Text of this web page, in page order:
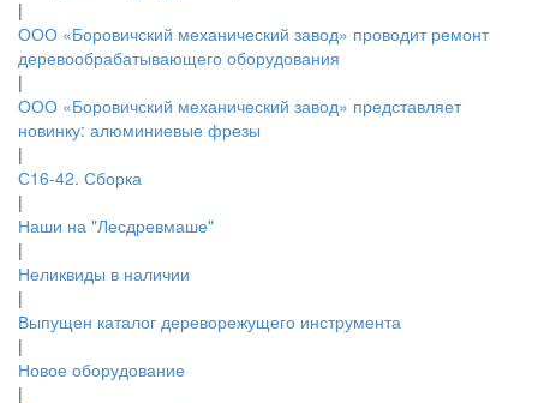
|
ООО «Боровичский механический завод» проводит ремонт
деревообрабатывающего оборудования
|
ООО «Боровичский механический завод» представляет
новинку: алюминиевые фрезы
|
С16-42. Сборка
|
Наши на "Лесдревмаше"
|
Неликвиды в наличии
|
Выпущен каталог дереворежущего инструмента
|
Новое оборудование
|